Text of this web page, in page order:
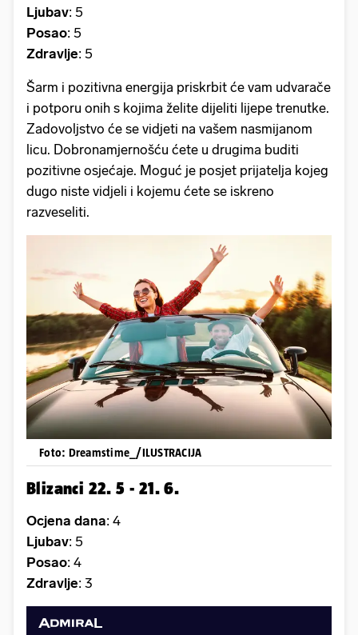
Ljubav: 5
Posao: 5
Zdravlje: 5
Šarm i pozitivna energija priskrbit će vam udvarače
i potporu onih s kojima želite dijeliti lijepe trenutke.
Zadovoljstvo će se vidjeti na vašem nasmijanom
licu. Dobronamjernošću ćete u drugima buditi
pozitivne osjećaje. Moguć je posjet prijatelja kojeg
dugo niste vidjeli i kojemu ćete se iskreno
razveseliti.
Foto: Dreamstime_/ILUSTRACIJA
Blizanci 22. 5 - 21. 6.
Ocjena dana: 4
Ljubav: 5
Posao: 4
Zdravlje: 3